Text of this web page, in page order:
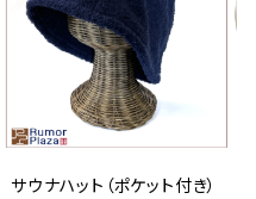
サウナハット（ポケット付き）